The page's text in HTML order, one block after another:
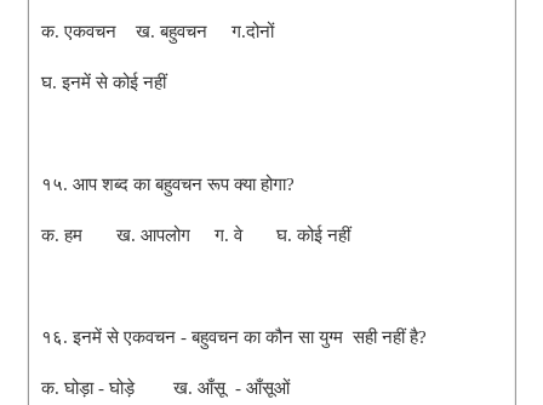
क. एकवचन ख. बहुवचन ग.दोनों
घ. इनमें से कोई नहीं
१५. आप शब्द का बहुवचन रूप क्या होगा?
क. हम ख. आपलोग ग. वे घ. कोई नहीं
१६. इनमें से एकवचन - बहुवचन का कौन सा युग्म सही नहीं है?
क. घोड़ा - घोड़े ख. आँसू - आँसूओं